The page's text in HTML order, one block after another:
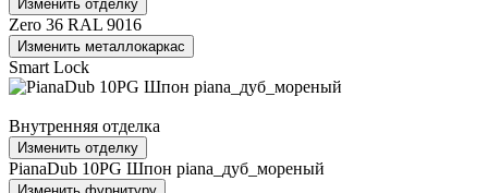
Изменить отделку
Zero 36 RAL 9016
Изменить металлокаркас
Smart Lock
Внутренняя отделка
Изменить отделку
PianaDub 10PG Шпон piana_дуб_мореный